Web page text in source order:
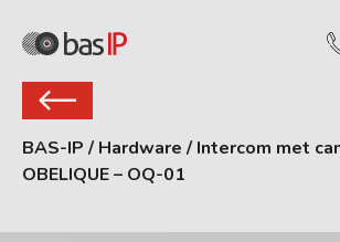
BAS-IP / Hardware / Intercom met
OBELIQUE – OQ-01